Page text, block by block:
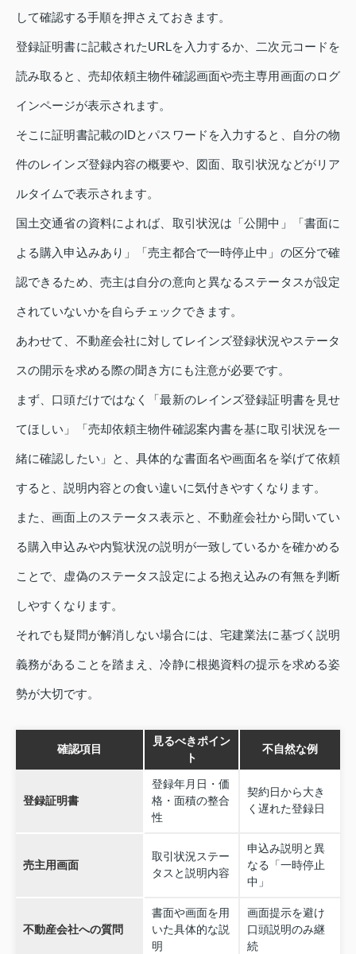
して確認する手順を押さえておきます。
登録証明書に記載されたURLを入力するか、二次元コードを
読み取ると、売却依頼主物件確認画面や売主専用画面のログ
インページが表示されます。
そこに証明書記載のIDとパスワードを入力すると、自分の物
件のレインズ登録内容の概要や、図面、取引状況などがリア
ルタイムで表示されます。
国土交通省の資料によれば、取引状況は「公開中」「書面に
よる購入申込みあり」「売主都合で一時停止中」の区分で確
認できるため、売主は自分の意向と異なるステータスが設定
されていないかを自らチェックできます。
あわせて、不動産会社に対してレインズ登録状況やステータ
スの開示を求める際の聞き方にも注意が必要です。
まず、口頭だけではなく「最新のレインズ登録証明書を見せ
てほしい」「売却依頼主物件確認案内書を基に取引状況を一
緒に確認したい」と、具体的な書面名や画面名を挙げて依頼
すると、説明内容との食い違いに気付きやすくなります。
また、画面上のステータス表示と、不動産会社から聞いてい
る購入申込みや内覧状況の説明が一致しているかを確かめる
ことで、虚偽のステータス設定による抱え込みの有無を判断
しやすくなります。
それでも疑問が解消しない場合には、宅建業法に基づく説明
義務があることを踏まえ、冷静に根拠資料の提示を求める姿
勢が大切です。
確認項目
見るべきポイン
ト
不自然な例
登録証明書
登録年月日・価
格・面積の整合
性
契約日から大き
く遅れた登録日
売主用画面
取引状況ステー
タスと説明内容
申込み説明と異
なる「一時停止
中」
不動産会社への質問
書面や画面を用
いた具体的な説
明
画面提示を避け
口頭説明のみ継
続